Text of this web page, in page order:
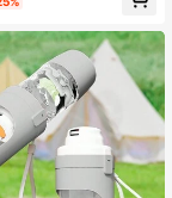
del hogar